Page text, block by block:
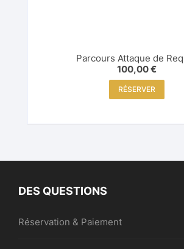
Parcours Attaque de
100,00€
RÉSERVER
DES QUESTIONS
Réservation & Paiement